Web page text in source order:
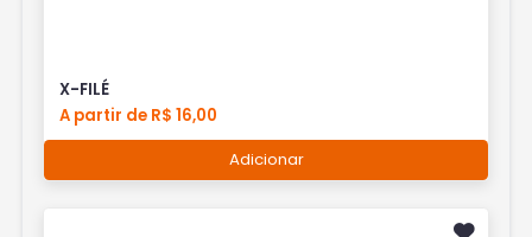
X-FILÉ
A partir de R$ 16,00
Adicionar